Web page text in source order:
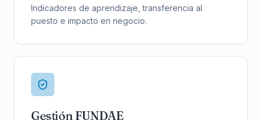
Indicadores de aprendizaje, transferencia al
puesto e impacto en negocio.
Gestión FUNDAE